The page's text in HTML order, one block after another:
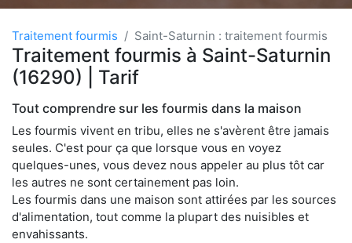
Traitement fourmis Saint-Saturnin : traitement fourmis
Traitement fourmis à Saint-Saturnin
(16290) | Tarif
Tout comprendre sur les fourmis dans la maison
Les fourmis vivent en tribu, elles ne s'avèrent être jamais
seules. C'est pour ça que lorsque vous en voyez
quelques-unes, vous devez nous appeler au plus tôt car
les autres ne sont certainement pas loin.
Les fourmis dans une maison sont attirées par les sources
d'alimentation, tout comme la plupart des nuisibles et
envahissants.